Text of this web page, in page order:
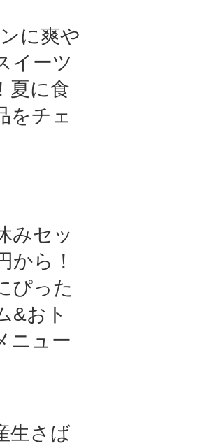
に爽や
イーツ
夏に食
をチェ
みセッ
から！
ぴった
&おト
ニュー
生さば